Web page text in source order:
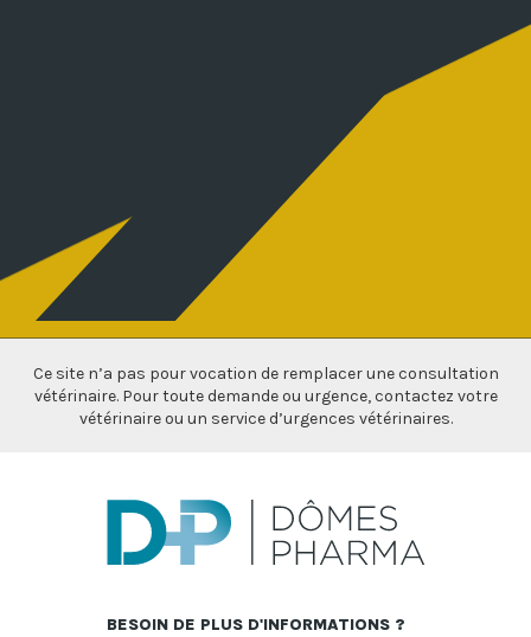
Ce site n’a pas pour vocation de remplacer une consultation
vétérinaire. Pour toute demande ou urgence, contactez votre
vétérinaire ou un service d’urgences vétérinaires.
BESOIN DE PLUS D'INFORMATIONS ?